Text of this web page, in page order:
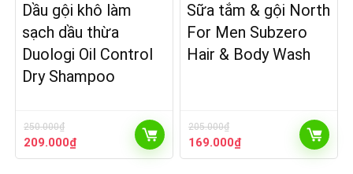
Dầu gội khô làm
sạch dầu thừa
Duologi Oil Control
Dry Shampoo
250.000₫
Giá
gốc
209.000₫Giá
hiện
Sữa tắm & gội North
For Men Subzero
Hair & Body Wash
205.000₫
Giá
gốc
169.000₫Giá
hiện